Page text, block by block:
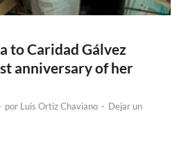
to Caridad Gálvez
anniversary of her
por Luis Ortiz Chaviano - Dejar un